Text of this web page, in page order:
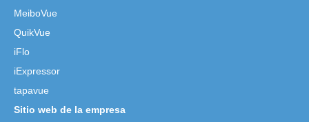
MeiboVue
QuikVue
iFlo
iExpressor
tapavue
Sitio web de la empresa